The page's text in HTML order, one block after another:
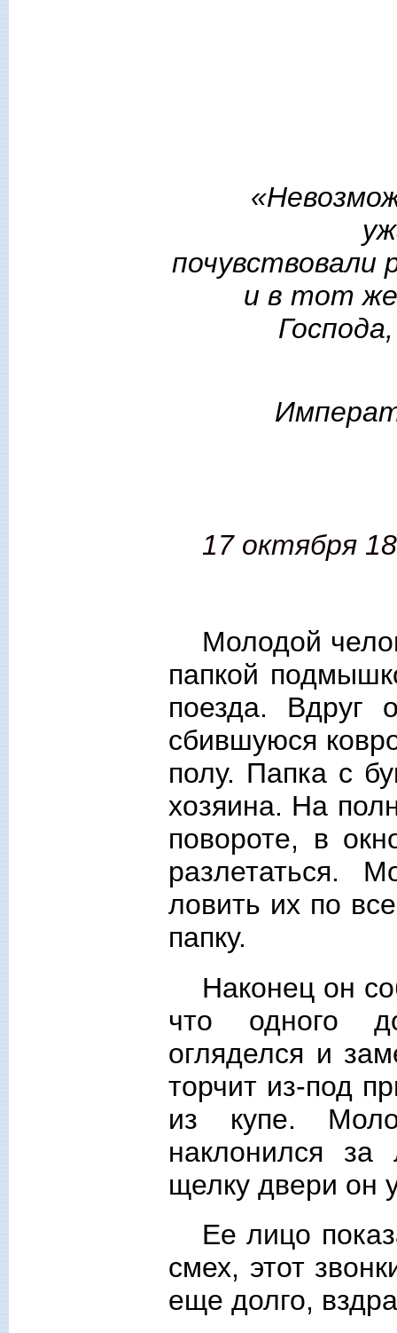
«
почувствовали
и в тот
17 октября
Молодой
папкой
поезда. Вдруг
сбившуюся
полу. Папка с
хозяина. На
повороте, в
разлетаться.
ловить их по
папку.
Наконец он
что одного
огляделся и
торчит из-под
из купе.
наклонился
щелку двери он
Ее лицо
смех, этот
еще долго,